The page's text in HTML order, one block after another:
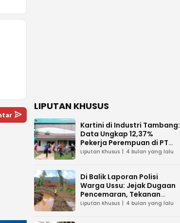
LIPUTAN KHUSUS
Kartini di Industri Tambang:
Data Ungkap 12,37%
Pekerja Perempuan di PT
Vale Indonesia
Liputan Khusus 4 bulan yang lalu
Di Balik Laporan Polisi
Warga Ussu: Jejak Dugaan
Pencemaran, Tekanan
Hukum, dan Desakan
Liputan Khusus 4 bulan yang lalu